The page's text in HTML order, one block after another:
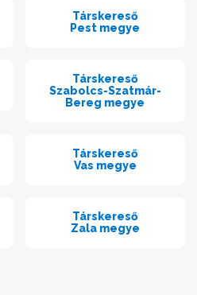
Társkereső
Pest megye
Társkereső
Szabolcs-Szatmár-
Bereg megye
Társkereső
Vas megye
Társkereső
Zala megye